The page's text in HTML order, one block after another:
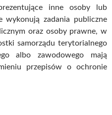
inne osoby lub
wykonują zadania publiczne
oraz osoby prawne, w
samorządu terytorialnego
albo zawodowego mają
przepisów o ochronie